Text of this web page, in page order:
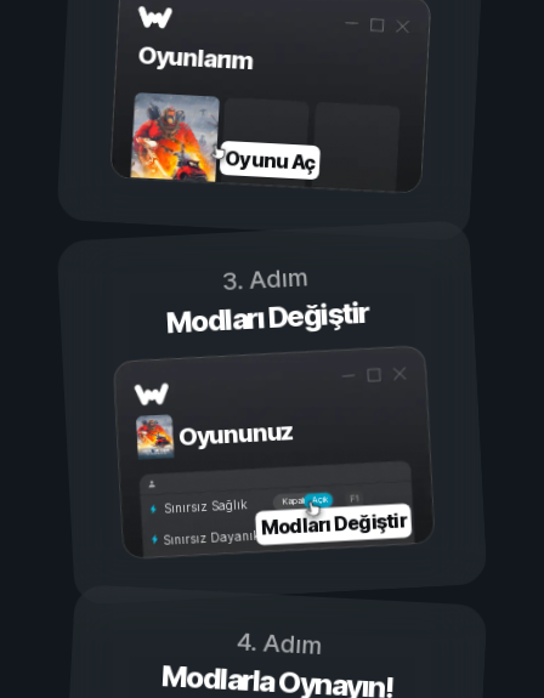
Oyunlarım
Oyunu Aç
3. Adım
Modları Değiştir
Oyununuz
Açık
Kapalı
Sınırsız Sağlık
Sınırsız DayanıklılıkModları Değiştir
4. Adım
Modlarla Oynayın!